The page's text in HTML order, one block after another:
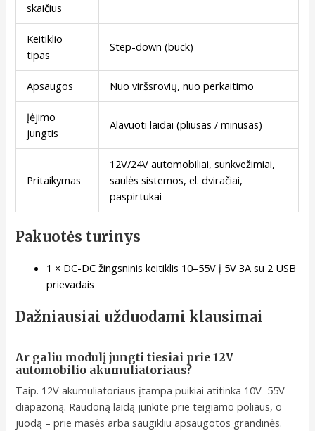
skaičius
Keitiklio
tipas
Step-down (buck)
Apsaugos Nuo viršsrovių, nuo perkaitimo
Įėjimo
jungtis
Alavuoti laidai (pliusas / minusas)
Pritaikymas
12V/24V automobiliai, sunkvežimiai,
saulės sistemos, el. dviračiai,
paspirtukai
Pakuotės turinys
1 × DC-DC žingsninis keitiklis 10–55V į 5V 3A su 2 USB
prievadais
Dažniausiai užduodami klausimai
Ar galiu modulį jungti tiesiai prie 12V
automobilio akumuliatoriaus?
Taip. 12V akumuliatoriaus įtampa puikiai atitinka 10V–55V
diapazoną. Raudoną laidą junkite prie teigiamo poliaus, o
juodą – prie masės arba saugikliu apsaugotos grandinės.